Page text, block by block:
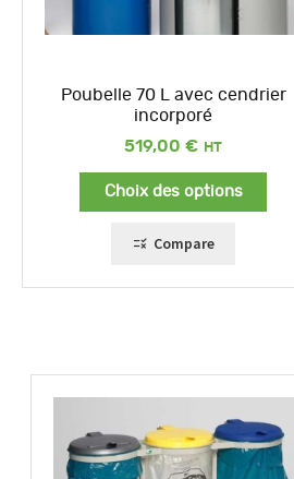
Poubelle 70 L avec cendrier
incorporé
519,00 €
Choix des options
Compare